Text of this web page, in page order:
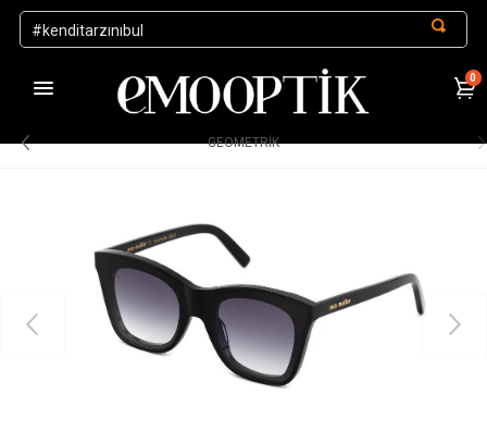
1000 TL ve Üzeri Alışverişlerde Kargo Ücretsiz
0
GEOMETRIK